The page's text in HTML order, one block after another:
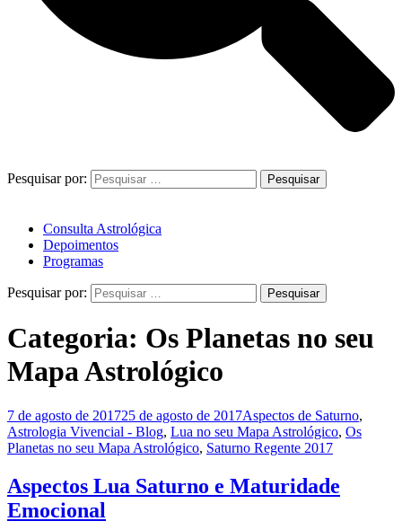
Pesquisar por:
Consulta Astrológica
Depoimentos
Programas
Pesquisar por:
Categoria: Os Planetas no seu
Mapa Astrológico
7 de agosto de 201725 de agosto de 2017Aspectos de Saturno,
Astrologia Vivencial - Blog, Lua no seu Mapa Astrológico, Os
Planetas no seu Mapa Astrológico, Saturno Regente 2017
Aspectos Lua Saturno e Maturidade
Emocional